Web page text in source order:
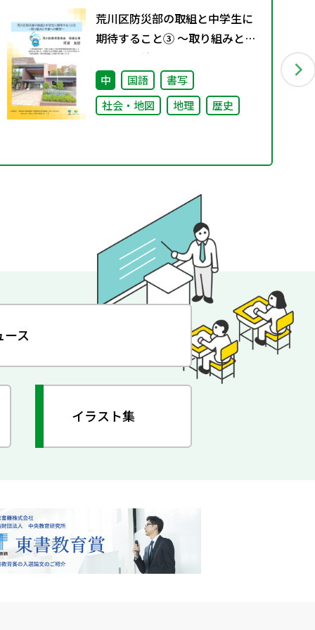
荒川区防災部の取組と中学生に
期待すること③ ～取り組みと今
後への期待～
中 国語
書写
社会・地図
地理 歴史
ース
イラスト集